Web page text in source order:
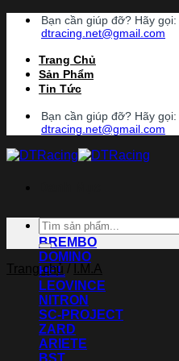
Chuyển
dung
Bạn cần giúp đỡ? Hãy gọi:
dtracing.net@gmail.com
Trang Chủ
Sản Phẩm
Tin Tức
Bạn cần giúp đỡ? Hãy gọi:
dtracing.net@gmail.com
ACCOSSATO
BREMBO
DOMINO
HEL
LEOVINCE
NITRON
SC-PROJECT
ZARD
ARIETE
BST
Tìm
kiếm:
Trang chủ / I.M.A